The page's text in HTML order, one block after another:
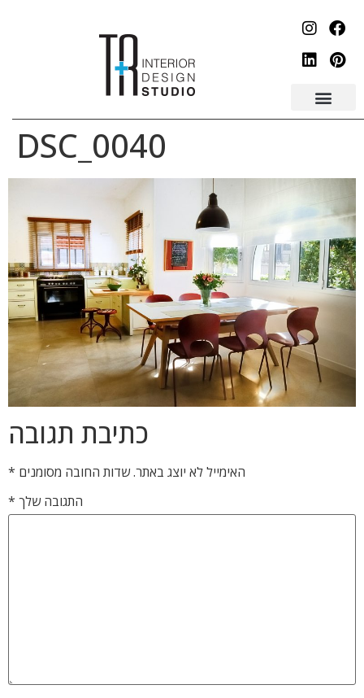
DSC_0040
כתיבת תגובה
האימייל לא יוצג באתר.שדות החובה מסומנים *
התגובה שלך *